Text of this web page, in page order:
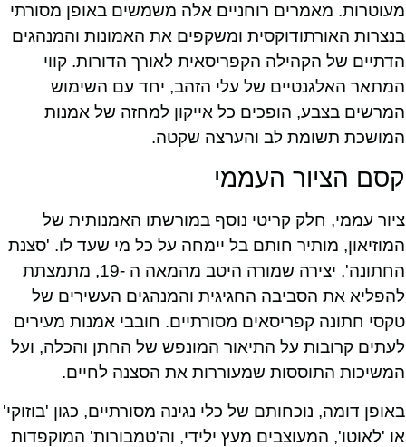
מעוטרות. מאמרים רוחניים אלה משמשים באופן מסורתי
בנצרות האורתודוקסית ומשקפים את האמונות והמנהגים
הדתיים של הקהילה הקפריסאית לאורך הדורות. קווי
המתאר האלגנטיים של עלי הזהב, יחד עם השימוש
המרשים בצבע, הופכים כל אייקון למחזה של אמנות
המושכת תשומת לב והערצה שקטה.
קסם הציור העממי
ציור עממי, חלק קריטי נוסף במורשתו האמנותית של
המוזיאון, מותיר חותם בל יימחה על כל מי שעד לו. 'סצנת
החתונה', יצירה שמורה היטב מהמאה ה -19, מתמצתת
להפליא את הסביבה החגיגית והמנהגים העשירים של
טקסי חתונה קפריסאים מסורתיים. חובבי אמנות מעירים
לעתים קרובות על התיאור המונפש של החתן והכלה, ועל
המשיכות התוססות שמעוררות את הסצנה לחיים.
באופן דומה, נוכחותם של כלי נגינה מסורתיים, כגון 'בוזוקי'
או 'לאוטו', המעוצבים מעץ ילידי, וה'טמבורות' המוקפדות